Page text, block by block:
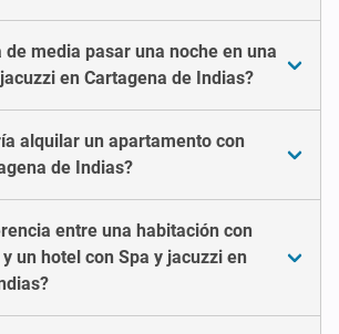
de media pasar una noche en una
en Cartagena de Indias?
alquilar un apartamento con
de Indias?
entre una habitación con
un hotel con Spa y jacuzzi en